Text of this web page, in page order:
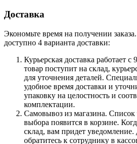
Доставка
Экономьте время на получении
доступно 4 варианта доставки:
Курьерская доставка работает с
товар поступит на склад,
для уточнения деталей.
удобное время доставки и
упаковку на целостность и
комплектации.
Самовывоз из магазина. Список
выбора появится в корзине.
склад, вам придет уведомление.
обратитесь к сотруднику в